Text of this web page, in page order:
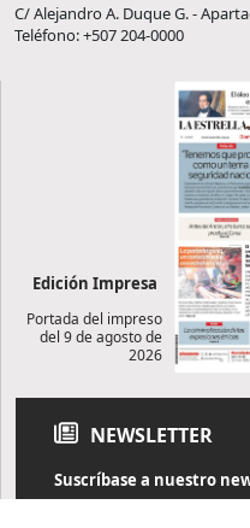
C/ Alejandro A. Duque G. -
Teléfono: +507 204-0000
Edición Impresa
Portada del impreso
del 9 de agosto de
2026
NEWSLETTER
Suscríbase a nuestro
Reciba diariamente